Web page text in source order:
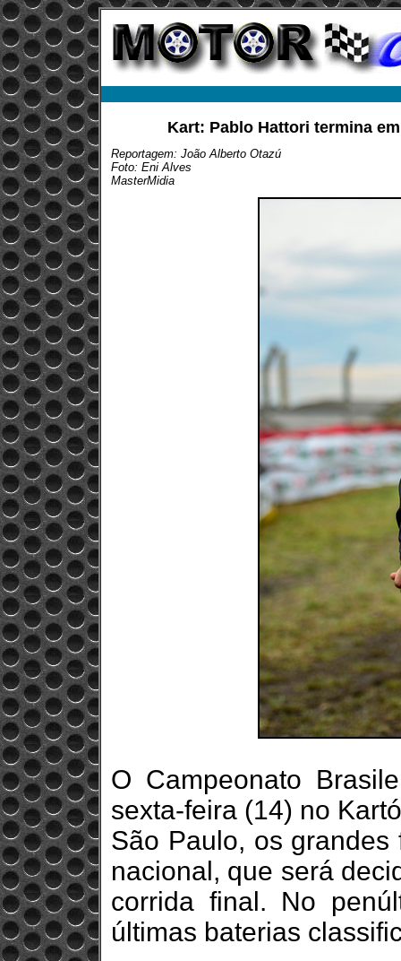
Kart: Pablo Hattori termina
Reportagem: João Alberto Otazú
Foto: Eni Alves
MasterMidia
O Campeonato
sexta-feira (14) no
São Paulo, os
nacional, que será
corrida final. No
últimas baterias